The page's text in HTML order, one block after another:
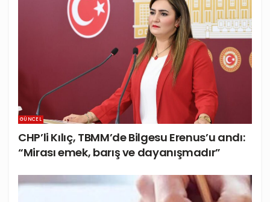
GÜNCEL
CHP’li Kılıç, TBMM’de Bilgesu Erenus’u andı:
“Mirası emek, barış ve dayanışmadır”